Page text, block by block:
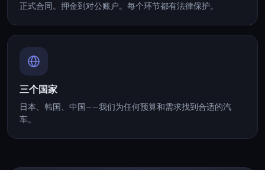
正式合同。押金到对公账户。每个环节都有法律保护。
三个国家
日本、韩国、中国——我们为任何预算和需求找到合适的汽
车。